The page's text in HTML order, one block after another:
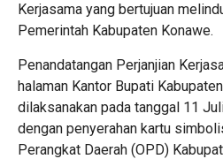
Kerjasama yang bertujuan
Pemerintah Kabupaten Konawe.
Penandatangan Perjanjian
halaman Kantor Bupati
dilaksanakan pada tanggal 11
dengan penyerahan kartu
Perangkat Daerah (OPD)